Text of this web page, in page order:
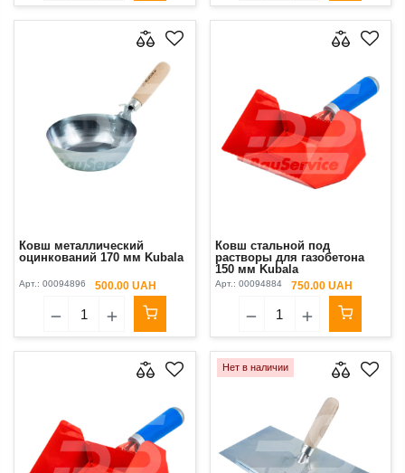
Ковш металлический
оцинкований 170 мм Kubala
Арт.: 00094896 500.00 UAH
Ковш стальной под
растворы для газобетона
150 мм Kubala
Арт.: 00094884 750.00 UAH
Нет в наличии